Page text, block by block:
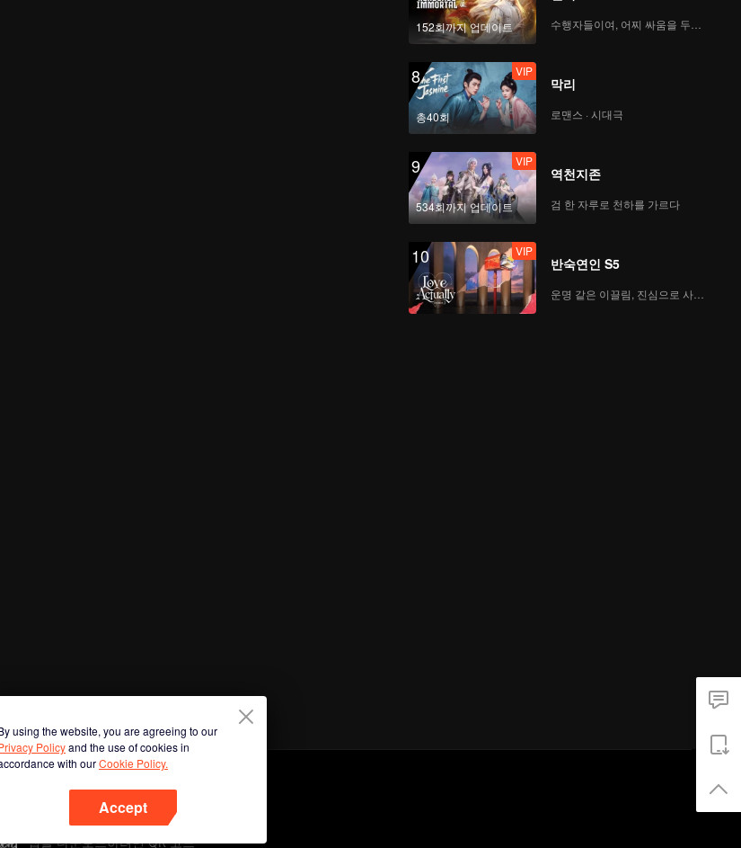
152회까지 업데이트
8
총40회
VIP
막리
로맨스 · 시대극
9
534회까지 업데이트
VIP
역천지존
검 한 자루로 천하를 가르다
10 VIP
반숙연인 S5
운명 같은 이끌림, 진심으로 사랑하다
using the website, you are agreeing to our
Policyand the use of cookies in
with ourCookie Policy.
Accept
앱을 다운로드하려면 QR 코드